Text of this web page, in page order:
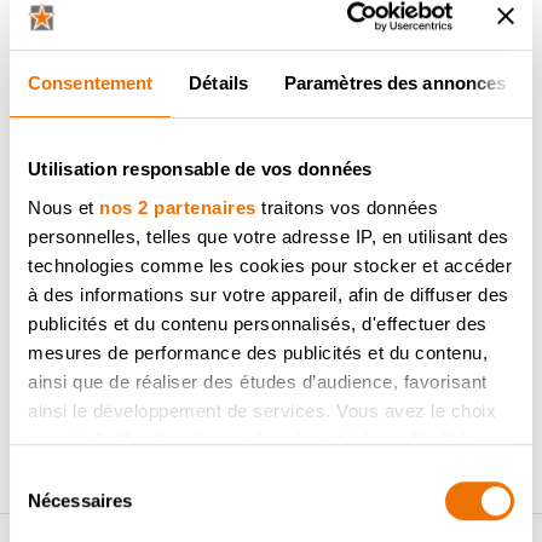
Consentement Détails Paramètres des annonces
Utilisation responsable de vos données
Nous et nos 2 partenaires traitons vos données
personnelles, telles que votre adresse IP, en utilisant des
technologies comme les cookies pour stocker et accéder
à des informations sur votre appareil, afin de diffuser des
publicités et du contenu personnalisés, d'effectuer des
mesures de performance des publicités et du contenu,
ainsi que de réaliser des études d’audience, favorisant
ainsi le développement de services. Vous avez le choix
quant à l'utilisation de vos données et à leurs finalités.
tout moment en consultant la Déclaration relative aux
cookies ou en cliquant sur l'icône de confidentialité.
Nécessaires
portes latérales
Nos espaces de vie sont de plus en plus petits, mais nous
voulons toujours une cuisine spacieuse avec un mur
complet de meubles et un vaste îlot de cuisine. Mais tous
les espaces ne s’adaptent pas toujours à cette
configuration. Il convient donc de réfléchir à la façon dont
nous pouvons économiser autant d’espace que possible
tout en conservant un maximum de rangements. C’est
pourquoi Dovy a développé un meuble petit-déjeuner avec
des portes qui s’ouvrent latéralement.
En savoir plus